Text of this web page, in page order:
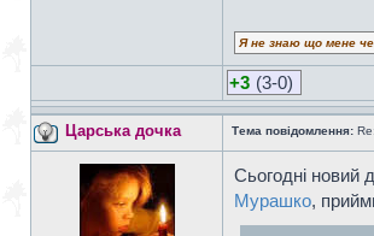
Я не знаю що мене
+3 (3-0)
Царська дочка Тема повідомлення:
Сьогодні новий
Мурашко,